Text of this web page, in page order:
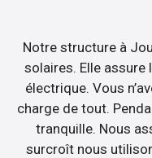
Notre structure à
solaires. Elle assure
électrique. Vous
charge de tout.
tranquille. Nous
surcroît nous